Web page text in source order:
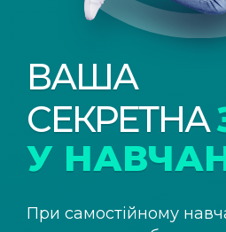
ВАША
СЕКРЕТНА
У
При самостійному